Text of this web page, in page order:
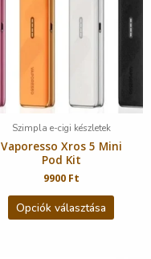
Szimpla e-cigi készletek
Vaporesso Xros 5 Mini
Pod Kit
9900 Ft
Opciók választása